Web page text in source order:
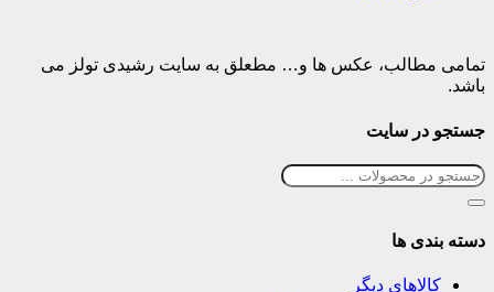
تمامی مطالب، عکس ها و… مطعلق به سایت رشیدی تولز می
باشد.
جستجو در سایت
دسته بندی ها
کالاهای دیگر